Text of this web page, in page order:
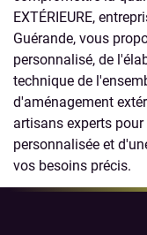
EXTÉRIEURE,
Guérande, vous
personnalisé, de
technique de
d'aménagement
artisans experts
personnalisée et
vos besoins précis.